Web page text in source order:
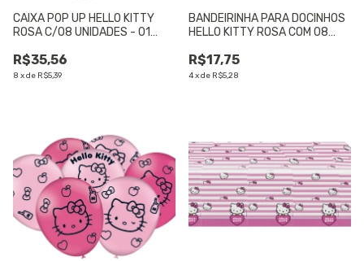
CAIXA POP UP HELLO KITTY
ROSA C/08 UNIDADES - 01
R$35,56
8 xde R$5,39
BANDEIRINHA PARA DOCINHOS
HELLO KITTY ROSA COM 08
R$17,75
4xde R$5,28